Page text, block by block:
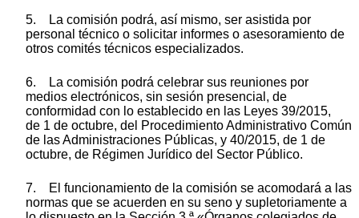
5. La comisión podrá, así mismo, ser asistida por
personal técnico o solicitar informes o asesoramiento de
otros comités técnicos especializados.
6. La comisión podrá celebrar sus reuniones por
medios electrónicos, sin sesión presencial, de
conformidad con lo establecido en las Leyes 39/2015,
de 1 de octubre, del Procedimiento Administrativo Común
de las Administraciones Públicas, y 40/2015, de 1 de
octubre, de Régimen Jurídico del Sector Público.
7. El funcionamiento de la comisión se acomodará a las
normas que se acuerden en su seno y supletoriamente a